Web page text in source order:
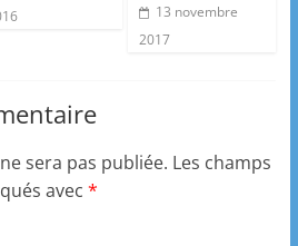
13 novembre
2017
sera pas publiée. Les champs
avec *